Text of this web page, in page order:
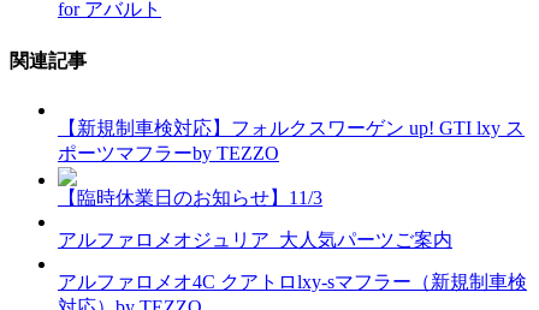
for アバルト
関連記事
【新規制車検対応】フォルクスワーゲン up! GTI lxy ス
ポーツマフラーby TEZZO
【臨時休業日のお知らせ】11/3
アルファロメオジュリア_大人気パーツご案内
アルファロメオ4C クアトロlxy-sマフラー（新規制車検